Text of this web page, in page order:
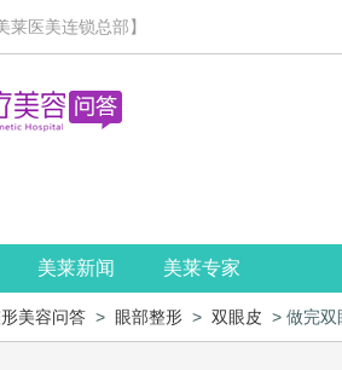
莱医美连锁总部】
美莱新闻 美莱专家
美容问答 > 眼部整形 > 双眼皮 > 做完双